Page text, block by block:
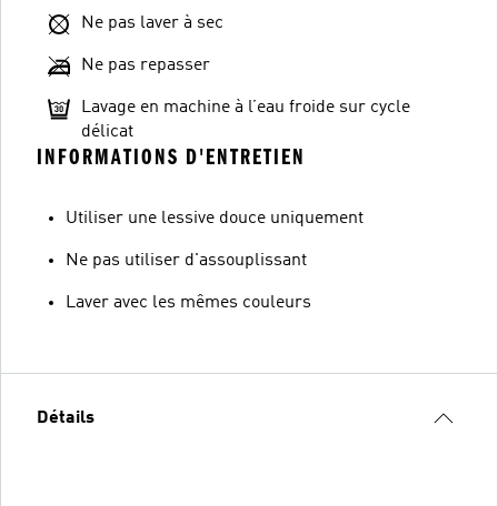
Ne pas laver à sec
Ne pas repasser
Lavage en machine à l’eau froide sur cycle
délicat
INFORMATIONS D'ENTRETIEN
Utiliser une lessive douce uniquement
Ne pas utiliser d'assouplissant
Laver avec les mêmes couleurs
Détails